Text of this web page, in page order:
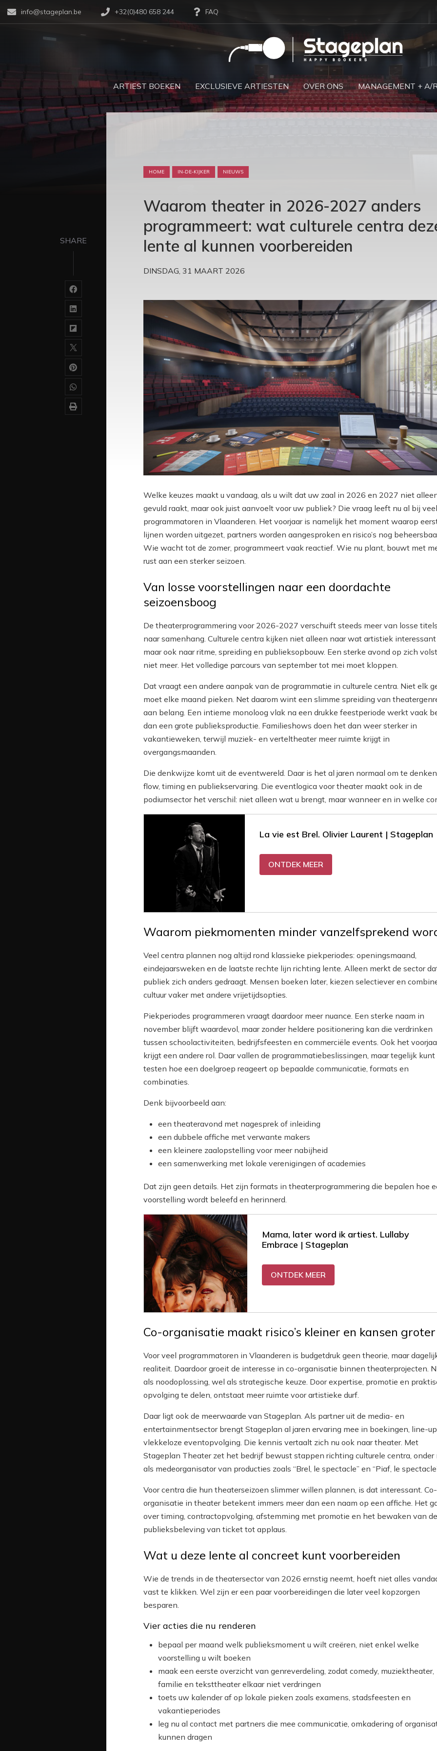
info@stageplan.be +32(0)480 658 244 FAQ
ARTIEST BOEKEN EXCLUSIEVE ARTIESTEN OVER ONS MANAGEMENT + A/
SHARE
HOME IN-DE-KIJKER NIEUWS
Waarom theater in 2026-2027 anders
programmeert: wat culturele centra
lente al kunnen voorbereiden
DINSDAG, 31 MAART 2026
Welke keuzes maakt u vandaag, als u wilt dat uw zaal in 2026 en 2027 niet
gevuld raakt, maar ook juist aanvoelt voor uw publiek? Die vraag leeft nu al bij veel
programmatoren in Vlaanderen. Het voorjaar is namelijk het moment waarop
lijnen worden uitgezet, partners worden aangesproken en risico’s nog
Wie wacht tot de zomer, programmeert vaak reactief. Wie nu plant, bouwt met
rust aan een sterker seizoen.
Van losse voorstellingen naar een doordachte
seizoensboog
De theaterprogrammering voor 2026-2027 verschuift steeds meer van losse
naar samenhang. Culturele centra kijken niet alleen naar wat artistiek interessant
maar ook naar ritme, spreiding en publieksopbouw. Een sterke avond op zich
niet meer. Het volledige parcours van september tot mei moet kloppen.
Dat vraagt een andere aanpak van de programmatie in culturele centra. Niet elk
moet elke maand pieken. Net daarom wint een slimme spreiding van
aan belang. Een intieme monoloog vlak na een drukke feestperiode werkt vaak
dan een grote publieksproductie. Familieshows doen het dan weer sterker in
vakantieweken, terwijl muziek- en verteltheater meer ruimte krijgt in
overgangsmaanden.
Die denkwijze komt uit de eventwereld. Daar is het al jaren normaal om te
flow, timing en publiekservaring. Die eventlogica voor theater maakt ook in de
podiumsector het verschil: niet alleen wat u brengt, maar wanneer en in welke
La vie est Brel. Olivier Laurent | Stageplan
ONTDEK MEER
Waarom piekmomenten minder vanzelfsprekend
Veel centra plannen nog altijd rond klassieke piekperiodes: openingsmaand,
eindejaarsweken en de laatste rechte lijn richting lente. Alleen merkt de sector
publiek zich anders gedraagt. Mensen boeken later, kiezen selectiever en
cultuur vaker met andere vrijetijdsopties.
Piekperiodes programmeren vraagt daardoor meer nuance. Een sterke naam in
november blijft waardevol, maar zonder heldere positionering kan die verdrinken
tussen schoolactiviteiten, bedrijfsfeesten en commerciële events. Ook het
krijgt een andere rol. Daar vallen de programmatiebeslissingen, maar tegelijk kunt
testen hoe een doelgroep reageert op bepaalde communicatie, formats en
combinaties.
Denk bijvoorbeeld aan:
een theateravond met nagesprek of inleiding
een dubbele affiche met verwante makers
een kleinere zaalopstelling voor meer nabijheid
een samenwerking met lokale verenigingen of academies
Dat zijn geen details. Het zijn formats in theaterprogrammering die bepalen hoe
voorstelling wordt beleefd en herinnerd.
Mama, later word ik artiest. Lullaby
Embrace | Stageplan
ONTDEK MEER
Co-organisatie maakt risico’s kleiner en kansen groter
Voor veel programmatoren in Vlaanderen is budgetdruk geen theorie, maar
realiteit. Daardoor groeit de interesse in co-organisatie binnen theaterprojecten.
als noodoplossing, wel als strategische keuze. Door expertise, promotie en
opvolging te delen, ontstaat meer ruimte voor artistieke durf.
Daar ligt ook de meerwaarde van Stageplan. Als partner uit de media- en
entertainmentsector brengt Stageplan al jaren ervaring mee in boekingen, line-
vlekkeloze eventopvolging. Die kennis vertaalt zich nu ook naar theater. Met
Stageplan Theater zet het bedrijf bewust stappen richting culturele centra, onder
als medeorganisator van producties zoals “Brel, le spectacle” en “Piaf, le
Voor centra die hun theaterseizoen slimmer willen plannen, is dat interessant. Co-
organisatie in theater betekent immers meer dan een naam op een affiche. Het
over timing, contractopvolging, afstemming met promotie en het bewaken van de
publieksbeleving van ticket tot applaus.
Wat u deze lente al concreet kunt voorbereiden
Wie de trends in de theatersector van 2026 ernstig neemt, hoeft niet alles
vast te klikken. Wel zijn er een paar voorbereidingen die later veel kopzorgen
besparen.
Vier acties die nu renderen
bepaal per maand welk publieksmoment u wilt creëren, niet enkel welke
voorstelling u wilt boeken
maak een eerste overzicht van genreverdeling, zodat comedy, muziektheater,
familie en teksttheater elkaar niet verdringen
toets uw kalender af op lokale pieken zoals examens, stadsfeesten en
vakantieperiodes
leg nu al contact met partners die mee communicatie, omkadering of
kunnen dragen